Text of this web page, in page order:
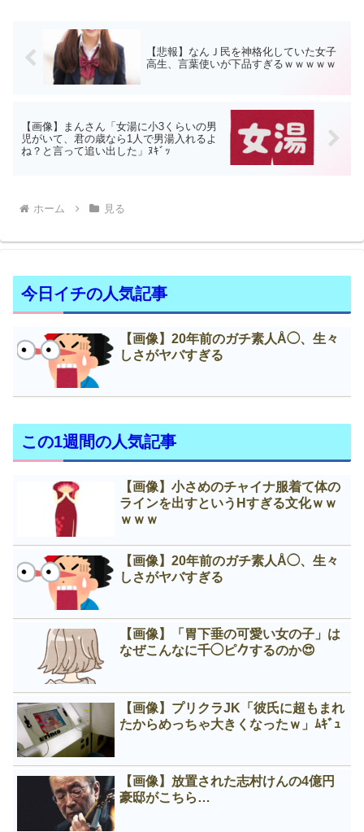
【悲報】なんＪ民を神格化していた女子
高生、言葉使いが下品すぎるｗｗｗｗｗ
【画像】まんさん「女湯に小3くらいの男
児がいて、君の歳なら1人で男湯入れるよ
ね？と言って追い出した」ﾇｷﾞｯ
ホーム 見る
今日イチの人気記事
【画像】20年前のガチ素人Å◯、生々
しさがヤバすぎる
この1週間の人気記事
【画像】小さめのチャイナ服着て体の
ラインを出すというНすぎる文化ｗｗ
ｗｗｗ
【画像】20年前のガチ素人Å◯、生々
しさがヤバすぎる
【画像】「胃下垂の可愛い女の子」は
なぜこんなに千◯ピ𠂊するのか😍
【画像】プリクラJK「彼氏に超もまれ
たからめっちゃ大きくなったｗ」ﾑｷﾞｭ
【画像】放置された志村けんの4億円
豪邸がこちら…